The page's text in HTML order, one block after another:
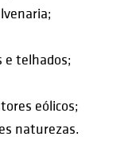
e telhados;
eólicos;
naturezas.